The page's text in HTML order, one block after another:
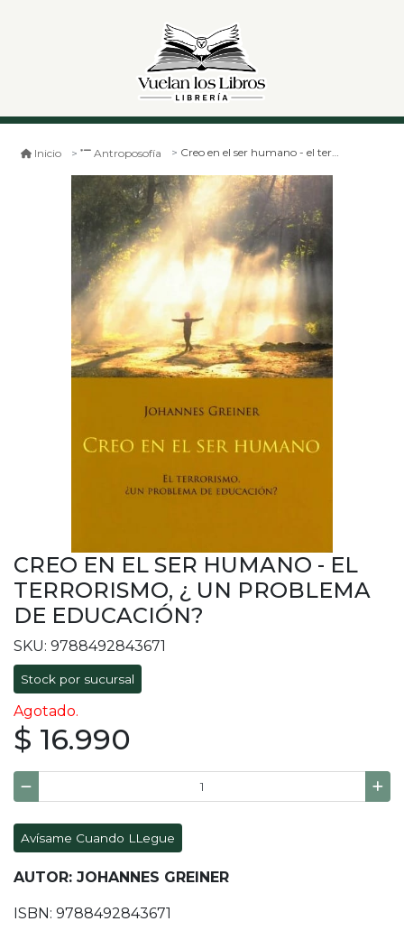
Inicio Antroposofía Creo en el ser humano - el terrorismo, ¿ un problema de educación?
CREO EN EL SER HUMANO - EL
TERRORISMO, ¿ UN PROBLEMA
DE EDUCACIÓN?
SKU: 9788492843671
Stock por sucursal
Agotado.
$ 16.990
Avísame Cuando LLegue
AUTOR: JOHANNES GREINER
ISBN: 9788492843671